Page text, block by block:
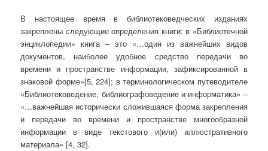
В настоящее время в библиотековедческих изданиях
закреплены следующие определения книги: в «Библиотечной
энциклопедии» книга – это «…один из важнейших видов
документов, наиболее удобное средство передачи во
времени и пространстве информации, зафиксированной в
знаковой форме»[5, 224]; в терминологическом путеводителе
«Библиотековедение, библиографоведение и информатика» –
«…важнейшая исторически сложившаяся форма закрепления
и передачи во времени и пространстве многообразной
информации в виде текстового и(или) иллюстративного
материала» [4, 32].